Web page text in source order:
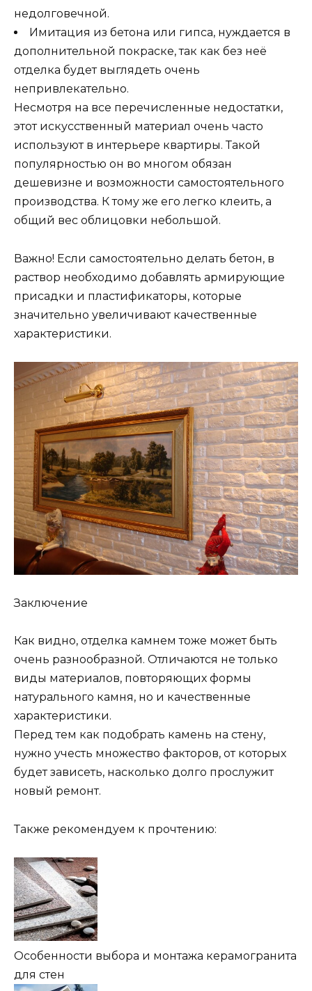
недолговечной.
Имитация из бетона или гипса, нуждается в
дополнительной покраске, так как без неё
отделка будет выглядеть очень
непривлекательно.
Несмотря на все перечисленные недостатки,
этот искусственный материал очень часто
используют в интерьере квартиры. Такой
популярностью он во многом обязан
дешевизне и возможности самостоятельного
производства. К тому же его легко клеить, а
общий вес облицовки небольшой.
Важно! Если самостоятельно делать бетон, в
раствор необходимо добавлять армирующие
присадки и пластификаторы, которые
значительно увеличивают качественные
характеристики.
Заключение
Как видно, отделка камнем тоже может быть
очень разнообразной. Отличаются не только
виды материалов, повторяющих формы
натурального камня, но и качественные
характеристики.
Перед тем как подобрать камень на стену,
нужно учесть множество факторов, от которых
будет зависеть, насколько долго прослужит
новый ремонт.
Также рекомендуем к прочтению:
Особенности выбора и монтажа керамогранита
для стен